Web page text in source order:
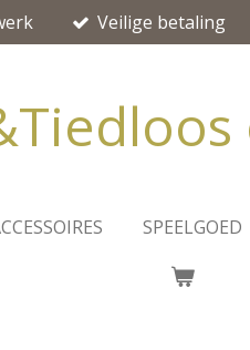
Veilige betaling
SPEELGOED